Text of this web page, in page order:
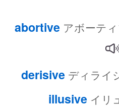
abortive アボーテ
derisive ディライ
illusive イリ